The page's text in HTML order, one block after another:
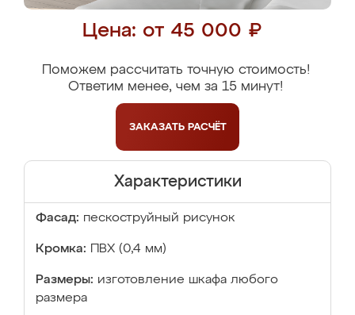
Цена: от 45 000 ₽
Поможем рассчитать точную стоимость!
Ответим менее, чем за 15 минут!
ЗАКАЗАТЬ РАСЧЁТ
Характеристики
Фасад: пескоструйный рисунок
Кромка: ПВХ (0,4 мм)
Размеры: изготовление шкафа любого
размера